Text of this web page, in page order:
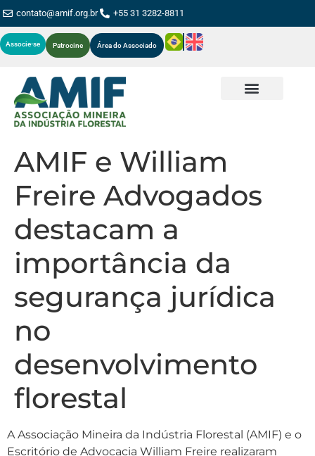
contato@amif.org.br +55 31 3282-8811
Associe-se Patrocine Área do Associado
AMIF e William
Freire Advogados
destacam a
importância da
segurança jurídica
no
desenvolvimento
florestal
A Associação Mineira da Indústria Florestal (AMIF) e o
Escritório de Advocacia William Freire realizaram